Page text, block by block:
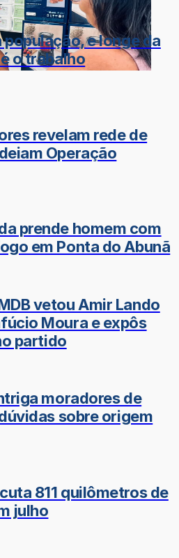
e longe da
o trabalho
revelam rede de
Operação
prende homem com
em Ponta do Abunã
vetou Amir Lando
Moura e expôs
partido
moradores de
sobre origem
811 quilômetros de
julho